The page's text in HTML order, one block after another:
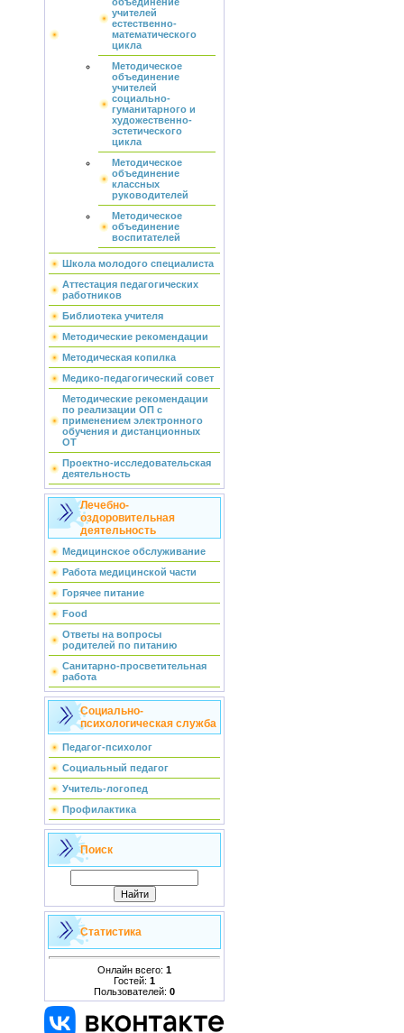
учителей
естественно-
математического
цикла
Методическое
объединение
учителей
социально-
гуманитарного и
художественно-
эстетического
цикла
Методическое
объединение
классных
руководителей
Методическое
объединение
воспитателей
Школа молодого специалиста
Аттестация педагогических
работников
Библиотека учителя
Методические рекомендации
Методическая копилка
Медико-педагогический совет
Методические рекомендации
по реализации ОП с
применением электронного
обучения и дистанционных
ОТ
Проектно-исследовательская
деятельность
Лечебно-
оздоровительная
деятельность
Медицинское обслуживание
Работа медицинской части
Горячее питание
Food
Ответы на вопросы
родителей по питанию
Санитарно-просветительная
работа
Социально-
психологическая служба
Педагог-психолог
Социальный педагог
Учитель-логопед
Профилактика
Поиск
Статистика
Онлайн всего: 1
Гостей: 1
Пользователей: 0